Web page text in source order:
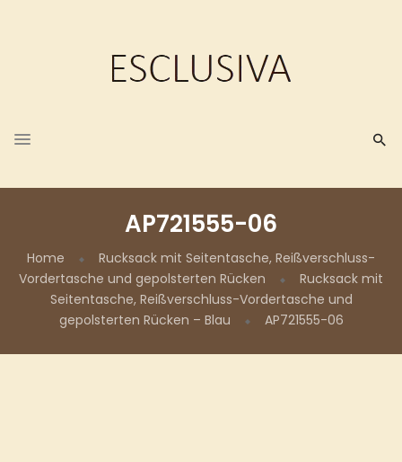
AP721555-06
Home
Rucksack mit Seitentasche, Reißverschluss-
Vordertasche und gepolsterten Rücken
Rucksack mit
Seitentasche, Reißverschluss-Vordertasche und
gepolsterten Rücken – Blau
AP721555-06